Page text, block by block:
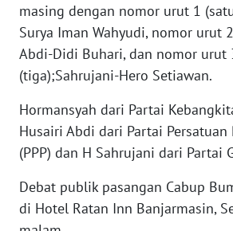
masing dengan nomor urut 1
Surya Iman Wahyudi, nomor urut
Abdi-Didi Buhari, dan nomor urut
(tiga);Sahrujani-Hero Setiawan.
Hormansyah dari Partai
Husairi Abdi dari Partai Persatuan
(PPP) dan H Sahrujani dari Partai
Debat publik pasangan Cabup
di Hotel Ratan Inn Banjarmasin,
WN
SULTRA
NTB
WN
WN
SULBAR